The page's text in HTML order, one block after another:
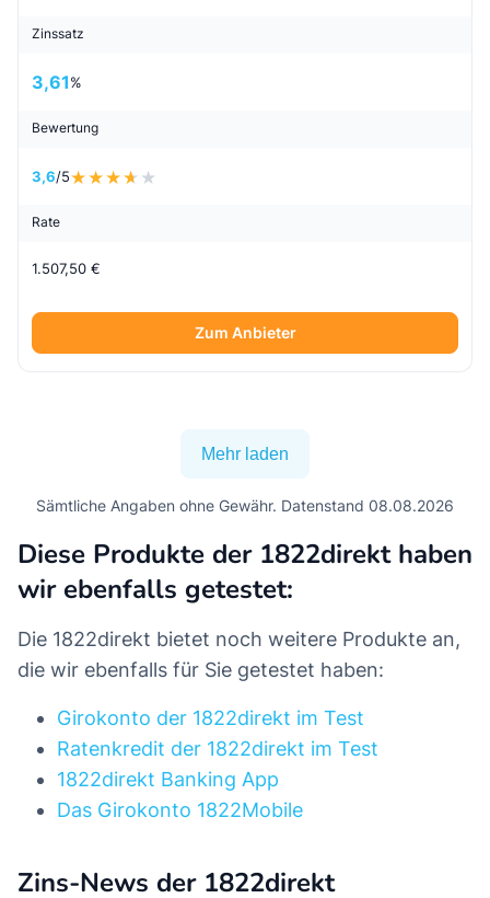
Zinssatz
3,61%
Bewertung
3,6/5
Rate
1.507,50 €
Zum Anbieter
Mehr laden
Sämtliche Angaben ohne Gewähr. Datenstand 08.08.2026
Diese Produkte der 1822direkt haben
wir ebenfalls getestet:
Die 1822direkt bietet noch weitere Produkte an,
die wir ebenfalls für Sie getestet haben:
Girokonto der 1822direkt im Test
Ratenkredit der 1822direkt im Test
1822direkt Banking App
Das Girokonto 1822Mobile
Zins-News der 1822direkt